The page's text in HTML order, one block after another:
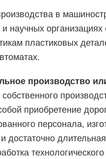
в
научных
пластиковых
производство
приобретение
персонала,
достаточно